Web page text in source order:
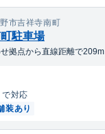
市吉祥寺南町
駐車場
拠点から直線距離で209m
対応
装あり